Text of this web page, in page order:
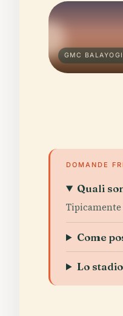
GMC
DOMANDE
Quali
Tipicamente
Come
Lo